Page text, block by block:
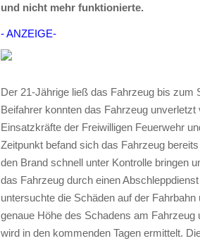
und nicht mehr funktionierte.
- ANZEIGE-
Der 21-Jährige ließ das Fahrzeug bis zum
Beifahrer konnten das Fahrzeug
Einsatzkräfte der Freiwilligen Feuerwehr
Zeitpunkt befand sich das Fahrzeug
den Brand schnell unter Kontrolle bringen
das Fahrzeug durch einen
untersuchte die Schäden auf der
genaue Höhe des Schadens am
wird in den kommenden Tagen ermittelt.